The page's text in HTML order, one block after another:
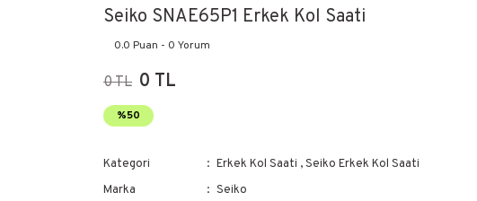
Seiko SNAE65P1 Erkek Kol Saati
0.0 Puan - 0 Yorum
0 TL 0 TL
%50
Kategori Erkek Kol Saati ,Seiko Erkek Kol Saati
Marka
Seiko